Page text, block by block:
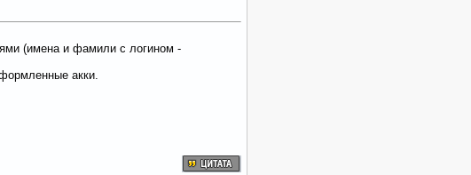
(имена и фамили с логином -
акки.